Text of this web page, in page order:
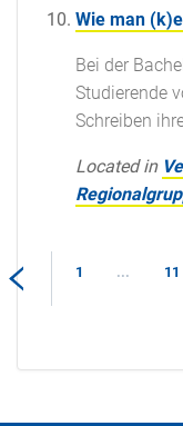
Wie man
Bei der
Studierende
Schreiben
Located in
1 ... 11